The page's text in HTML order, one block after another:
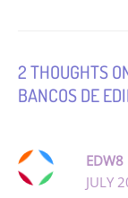
2 THOUGHTS
BANCOS DE
EDW8
JULY